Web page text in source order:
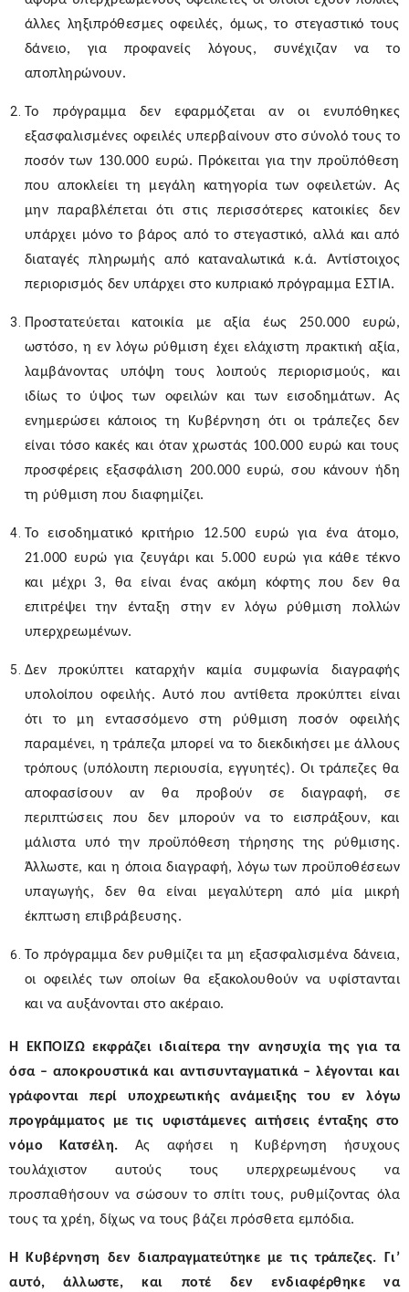
άλλες ληξιπρόθεσμες οφειλές, όμως, το στεγαστικό τους
δάνειο, για προφανείς λόγους, συνέχιζαν να το
αποπληρώνουν.
Το πρόγραμμα δεν εφαρμόζεται αν οι ενυπόθηκες
εξασφαλισμένες οφειλές υπερβαίνουν στο σύνολό τους το
ποσόν των 130.000 ευρώ. Πρόκειται για την προϋπόθεση
που αποκλείει τη μεγάλη κατηγορία των οφειλετών. Ας
μην παραβλέπεται ότι στις περισσότερες κατοικίες δεν
υπάρχει μόνο το βάρος από το στεγαστικό, αλλά και από
διαταγές πληρωμής από καταναλωτικά κ.ά. Αντίστοιχος
περιορισμός δεν υπάρχει στο κυπριακό πρόγραμμα ΕΣΤΙΑ.
Προστατεύεται κατοικία με αξία έως 250.000 ευρώ,
ωστόσο, η εν λόγω ρύθμιση έχει ελάχιστη πρακτική αξία,
λαμβάνοντας υπόψη τους λοιπούς περιορισμούς, και
ιδίως το ύψος των οφειλών και των εισοδημάτων. Ας
ενημερώσει κάποιος τη Κυβέρνηση ότι οι τράπεζες δεν
είναι τόσο κακές και όταν χρωστάς 100.000 ευρώ και τους
προσφέρεις εξασφάλιση 200.000 ευρώ, σου κάνουν ήδη
τη ρύθμιση που διαφημίζει.
Το εισοδηματικό κριτήριο 12.500 ευρώ για ένα άτομο,
21.000 ευρώ για ζευγάρι και 5.000 ευρώ για κάθε τέκνο
και μέχρι 3, θα είναι ένας ακόμη κόφτης που δεν θα
επιτρέψει την ένταξη στην εν λόγω ρύθμιση πολλών
υπερχρεωμένων.
Δεν προκύπτει καταρχήν καμία συμφωνία διαγραφής
υπολοίπου οφειλής. Αυτό που αντίθετα προκύπτει είναι
ότι το μη εντασσόμενο στη ρύθμιση ποσόν οφειλής
παραμένει, η τράπεζα μπορεί να το διεκδικήσει με άλλους
τρόπους (υπόλοιπη περιουσία, εγγυητές). Οι τράπεζες θα
αποφασίσουν αν θα προβούν σε διαγραφή, σε
περιπτώσεις που δεν μπορούν να το εισπράξουν, και
μάλιστα υπό την προϋπόθεση τήρησης της ρύθμισης.
Άλλωστε, και η όποια διαγραφή, λόγω των προϋποθέσεων
υπαγωγής, δεν θα είναι μεγαλύτερη από μία μικρή
έκπτωση επιβράβευσης.
Το πρόγραμμα δεν ρυθμίζει τα μη εξασφαλισμένα δάνεια,
οι οφειλές των οποίων θα εξακολουθούν να υφίστανται
και να αυξάνονται στο ακέραιο.
Η ΕΚΠΟΙΖΩ εκφράζει ιδιαίτερα την ανησυχία της για τα
όσα – αποκρουστικά και αντισυνταγματικά – λέγονται και
γράφονται περί υποχρεωτικής ανάμειξης του εν λόγω
προγράμματος με τις υφιστάμενες αιτήσεις ένταξης στο
νόμο Κατσέλη. Ας αφήσει η Κυβέρνηση ήσυχους
τουλάχιστον αυτούς τους υπερχρεωμένους να
προσπαθήσουν να σώσουν το σπίτι τους, ρυθμίζοντας όλα
τους τα χρέη, δίχως να τους βάζει πρόσθετα εμπόδια.
Η Κυβέρνηση δεν διαπραγματεύτηκε με τις τράπεζες. Γι’
αυτό, άλλωστε, και ποτέ δεν ενδιαφέρθηκε να